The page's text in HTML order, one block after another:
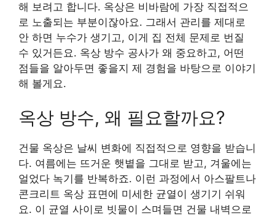
해 보려고 합니다. 옥상은 비바람에 가장 직접적으
로 노출되는 부분이잖아요. 그래서 관리를 제대로
안 하면 누수가 생기고, 이게 집 전체 문제로 번질
수 있거든요. 옥상 방수 공사가 왜 중요하고, 어떤
점들을 알아두면 좋을지 제 경험을 바탕으로 이야기
해 볼게요.
옥상 방수, 왜 필요할까요?
건물 옥상은 날씨 변화에 직접적으로 영향을 받습니
다. 여름에는 뜨거운 햇볕을 그대로 받고, 겨울에는
얼었다 녹기를 반복하죠. 이런 과정에서 아스팔트나
콘크리트 옥상 표면에 미세한 균열이 생기기 쉬워
요. 이 균열 사이로 빗물이 스며들면 건물 내벽으로